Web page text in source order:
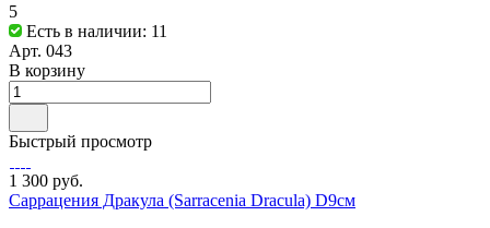
5
Есть в наличии: 11
Арт. 043
В корзину
Быстрый просмотр
1 300 руб.
Саррацения Дракула (Sarracenia Dracula) D9см